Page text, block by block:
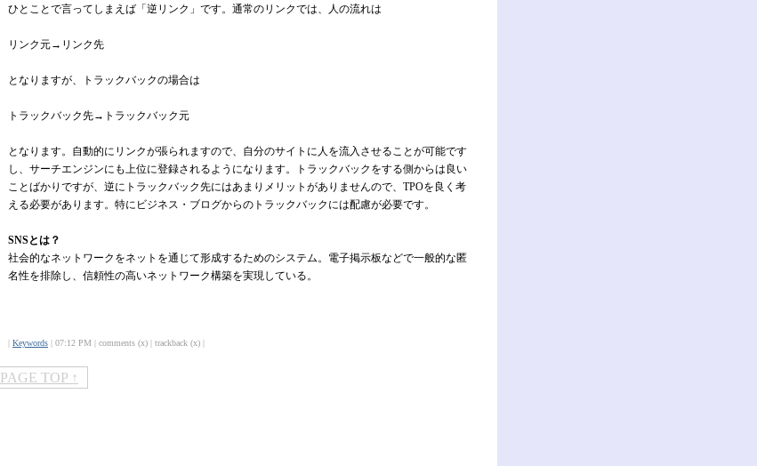
ひとことで言ってしまえば「逆リンク」です。通常のリンクでは、人の流れは
リンク元→リンク先
となりますが、トラックバックの場合は
トラックバック先→トラックバック元
となります。自動的にリンクが張られますので、自分のサイトに人を流入させることが可能です
し、サーチエンジンにも上位に登録されるようになります。トラックバックをする側からは良い
ことばかりですが、逆にトラックバック先にはあまりメリットがありませんので、TPOを良く考
える必要があります。特にビジネス・ブログからのトラックバックには配慮が必要です。
SNSとは？
社会的なネットワークをネットを通じて形成するためのシステム。電子掲示板などで一般的な匿
名性を排除し、信頼性の高いネットワーク構築を実現している。
| Keywords | 07:12 PM | comments (x) | trackback (x) |
PAGE TOP ↑